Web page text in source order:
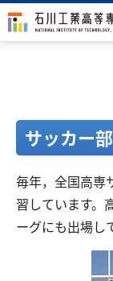
専攻科
入学案内
学生生活
国際交流
サッカー部​
毎年，全国高専
習しています。
ーグにも出場し